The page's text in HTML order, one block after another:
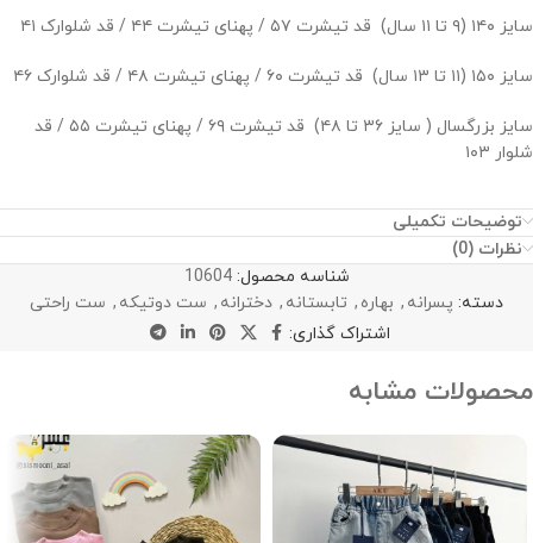
سایز ۱۴۰ (۹ تا ۱۱ سال) قد تیشرت ۵۷ / پهنای تیشرت ۴۴ / قد شلوارک ۴۱
سایز ۱۵۰ (۱۱ تا ۱۳ سال) قد تیشرت ۶۰ / پهنای تیشرت ۴۸ / قد شلوارک ۴۶
سایز بزرگسال ( سایز ۳۶ تا ۴۸) قد تیشرت ۶۹ / پهنای تیشرت ۵۵ / قد
شلوار ۱۰۳
توضیحات تکمیلی
نظرات (0)
شناسه محصول:10604
دسته: پسرانه , بهاره , تابستانه , دخترانه , ست دوتیکه , ست راحتی
اشتراک گذاری:
محصولات مشابه